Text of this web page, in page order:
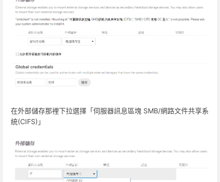
在外部儲存那裡下拉選擇「伺服器訊息區塊 SMB/網路文件共享系
統(CIFS)」